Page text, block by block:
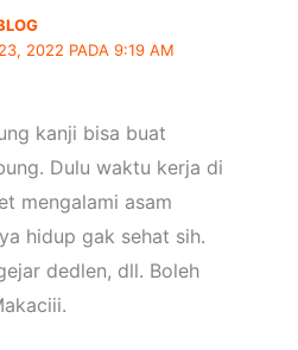
2022 PADA 9:19 AM
kanji bisa buat
Dulu waktu kerja di
mengalami asam
hidup gak sehat sih.
dedlen, dll. Boleh